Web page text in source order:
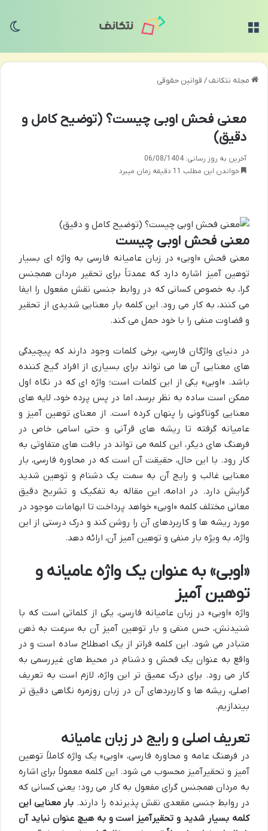
مجله نتکانف/ قوانین حقوقی
معنی فحش اوبی چیست؟ (توضیح کامل و
دقیق)
آخرین به روز رسانی: 06/08/1404
خواندن این مطلب 11 دقیقه زمان میبرد
معنی فحش اوبی چیست
معنی فحش «اوبی» در زبان عامیانه فارسی به واژه ای بسیار
توهین آمیز اشاره دارد که عمدتاً برای تحقیر مردان همجنس
گرا، به خصوص کسانی که در روابط جنسی نقش مفعول را ایفا
می کنند، به کار می رود. این کلمه بار معنایی شدیدی از تحقیر
و قضاوت منفی را با خود حمل می کند.
در دنیای واژگان فارسی، برخی کلمات وجود دارند که پیچیدگی
های معنایی آن ها می تواند برای بسیاری از افراد گیج کننده
باشد. «اوبی» یکی از این کلمات است؛ واژه ای که در نگاه اول
ممکن است ساده به نظر برسد، اما در پس پرده خود، لایه های
معنایی گوناگونی را پنهان کرده است. از معنای توهین آمیز و
عامیانه گرفته تا ریشه های قرآنی و حتی اسامی خاص در
فرهنگ های دیگر، این کلمه می تواند در بافت های متفاوتی به
کار رود. با این حال، حقیقت آن است که در محاوره فارسی، بار
معنایی غالب و رایج آن به سمت یک دشنام و توهین شدید
گرایش دارد. در ادامه، این مقاله به تفکیک و تشریح دقیق
معانی مختلف کلمه «اوبی» خواهد پرداخت تا ابهامات موجود در
مورد ریشه ها و کاربردهای آن را روشن کند و درک درستی از این
واژه، به ویژه بار منفی و توهین آمیز آن، ارائه دهد.
«اوبی» به عنوان یک واژه عامیانه و
توهین آمیز
واژه «اوبی» در زبان عامیانه فارسی، یکی از کلماتی است که با
شنیدنش، حس منفی و بار توهین آمیز آن به سرعت به ذهن
متبادر می شود. این کلمه فراتر از یک اصطلاح ساده است و در
واقع به عنوان یک فحش و دشنام در محیط های غیررسمی به
کار می رود. برای درک عمیق تر این واژه، لازم است به تعریف
اصلی، ریشه ها و کاربردهای آن در زبان روزمره نگاهی دقیق تر
بیندازیم.
تعریف اصلی و رایج در زبان عامیانه
در فرهنگ عامه و محاوره فارسی، «اوبی» یک واژه کاملاً توهین
آمیز و تحقیرآمیز محسوب می شود. این کلمه معمولاً برای اشاره
به مردان همجنس گرای مفعول به کار می رود؛ یعنی کسانی که
در روابط جنسی مقعدی نقش پذیرنده را دارند. بار معنایی این
کلمه بسیار شدید و تحقیرآمیز است و به هیچ عنوان نباید آن